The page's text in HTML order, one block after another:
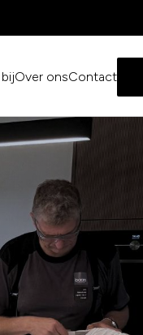
Over onsContact